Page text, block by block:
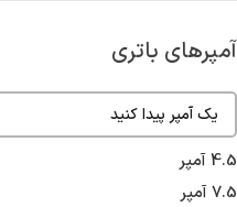
آمپرهای باتری
4.5 آمپر
7.5 آمپر